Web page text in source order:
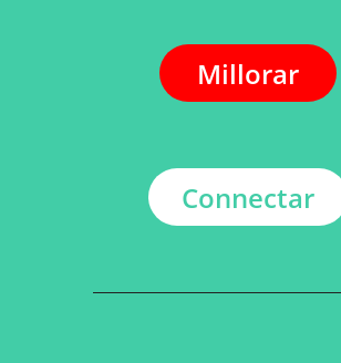
Millorar
Connectar